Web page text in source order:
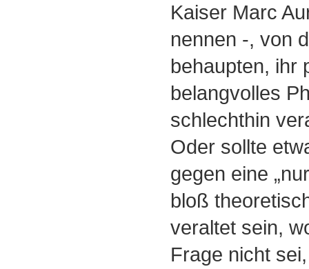
Kaiser Marc
nennen -, von
behaupten, ihr
belangvolles
schlechthin
Oder sollte
gegen eine
bloß
veraltet sein,
Frage nicht